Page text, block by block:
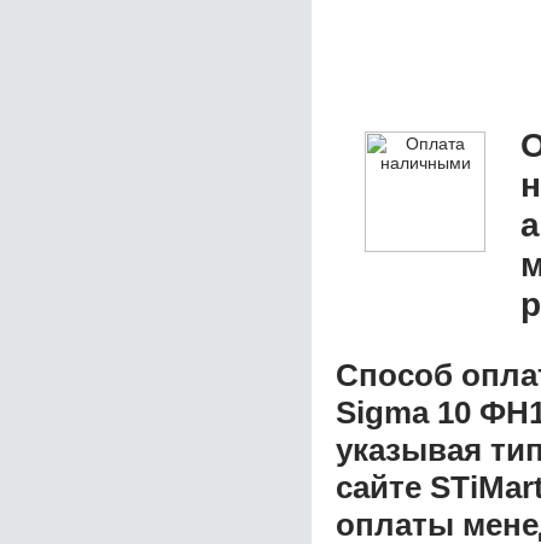
Способ
Sigma 10
указывая
сайте
оплаты